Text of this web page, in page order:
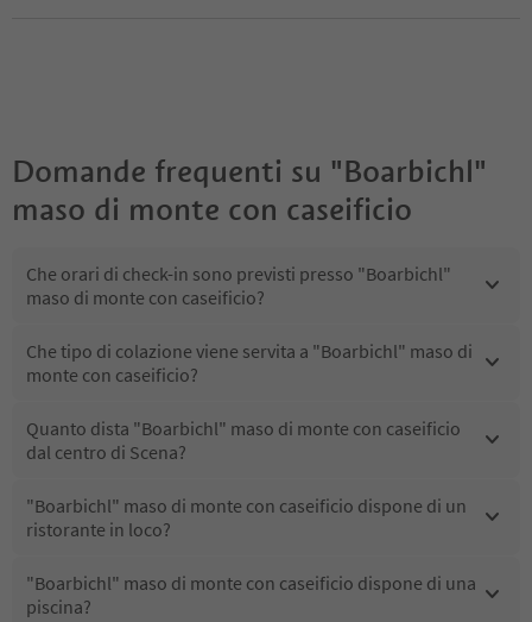
Domande frequenti su "Boarbichl"
maso di monte con caseificio
Che orari di check-in sono previsti presso "Boarbichl"
maso di monte con caseificio?
Che tipo di colazione viene servita a "Boarbichl" maso di
monte con caseificio?
Quanto dista "Boarbichl" maso di monte con caseificio
dal centro di Scena?
"Boarbichl" maso di monte con caseificio dispone di un
ristorante in loco?
"Boarbichl" maso di monte con caseificio dispone di una
piscina?